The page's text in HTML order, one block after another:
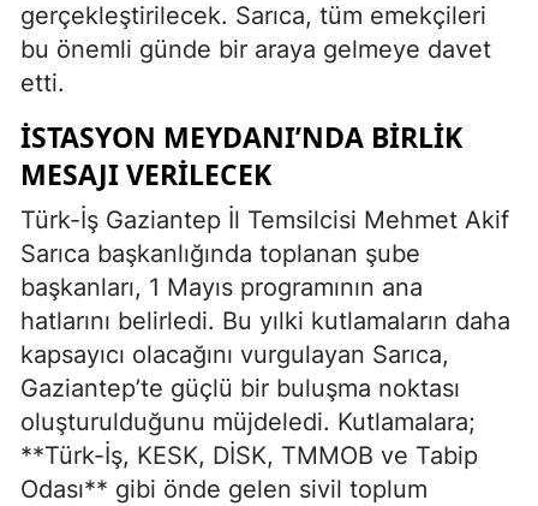
gerçekleştirilecek. Sarıca, tüm emekçileri
bu önemli günde bir araya gelmeye davet
etti.
İSTASYON MEYDANI’NDA BIRLIK
MESAJI VERILECEK
Türk-İş Gaziantep İl Temsilcisi Mehmet Akif
Sarıca başkanlığında toplanan şube
başkanları, 1 Mayıs programının ana
hatlarını belirledi. Bu yılki kutlamaların daha
kapsayıcı olacağını vurgulayan Sarıca,
Gaziantep’te güçlü bir buluşma noktası
oluşturulduğunu müjdeledi. Kutlamalara;
**Türk-İş, KESK, DİSK, TMMOB ve Tabip
Odası** gibi önde gelen sivil toplum